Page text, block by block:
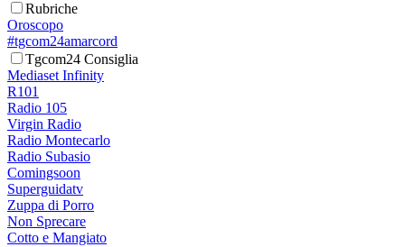
Rubriche
Oroscopo
#tgcom24amarcord
Tgcom24 Consiglia
Mediaset Infinity
R101
Radio 105
Virgin Radio
Radio Montecarlo
Radio Subasio
Comingsoon
Superguidatv
Zuppa di Porro
Non Sprecare
Cotto e Mangiato